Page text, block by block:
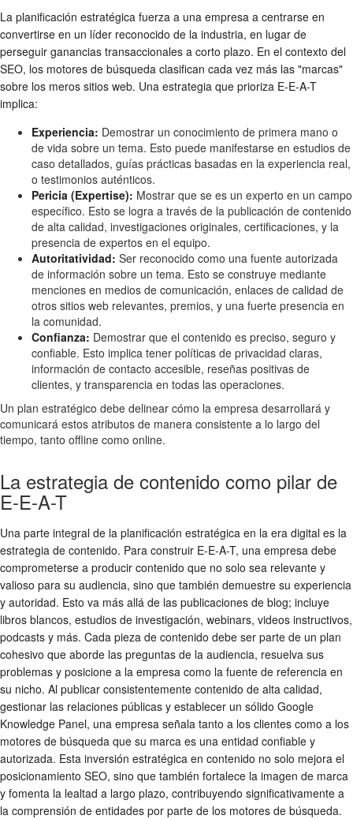
La planificación estratégica fuerza a una empresa a centrarse en
convertirse en un líder reconocido de la industria, en lugar de
perseguir ganancias transaccionales a corto plazo. En el contexto del
SEO, los motores de búsqueda clasifican cada vez más las "marcas"
sobre los meros sitios web. Una estrategia que prioriza E-E-A-T
implica:
Experiencia: Demostrar un conocimiento de primera mano o
de vida sobre un tema. Esto puede manifestarse en estudios de
caso detallados, guías prácticas basadas en la experiencia real,
o testimonios auténticos.
Pericia (Expertise): Mostrar que se es un experto en un campo
específico. Esto se logra a través de la publicación de contenido
de alta calidad, investigaciones originales, certificaciones, y la
presencia de expertos en el equipo.
Autoritatividad: Ser reconocido como una fuente autorizada
de información sobre un tema. Esto se construye mediante
menciones en medios de comunicación, enlaces de calidad de
otros sitios web relevantes, premios, y una fuerte presencia en
la comunidad.
Confianza: Demostrar que el contenido es preciso, seguro y
confiable. Esto implica tener políticas de privacidad claras,
información de contacto accesible, reseñas positivas de
clientes, y transparencia en todas las operaciones.
Un plan estratégico debe delinear cómo la empresa desarrollará y
comunicará estos atributos de manera consistente a lo largo del
tiempo, tanto offline como online.
La estrategia de contenido como pilar de
E-E-A-T
Una parte integral de la planificación estratégica en la era digital es la
estrategia de contenido. Para construir E-E-A-T, una empresa debe
comprometerse a producir contenido que no solo sea relevante y
valioso para su audiencia, sino que también demuestre su experiencia
y autoridad. Esto va más allá de las publicaciones de blog; incluye
libros blancos, estudios de investigación, webinars, videos instructivos,
podcasts y más. Cada pieza de contenido debe ser parte de un plan
cohesivo que aborde las preguntas de la audiencia, resuelva sus
problemas y posicione a la empresa como la fuente de referencia en
su nicho. Al publicar consistentemente contenido de alta calidad,
gestionar las relaciones públicas y establecer un sólido Google
Knowledge Panel, una empresa señala tanto a los clientes como a los
motores de búsqueda que su marca es una entidad confiable y
autorizada. Esta inversión estratégica en contenido no solo mejora el
posicionamiento SEO, sino que también fortalece la imagen de marca
y fomenta la lealtad a largo plazo, contribuyendo significativamente a
la comprensión de entidades por parte de los motores de búsqueda.